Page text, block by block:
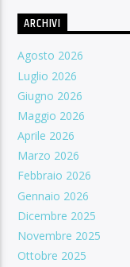
ARCHIVI
Agosto 2026
Luglio 2026
Giugno 2026
Maggio 2026
Aprile 2026
Marzo 2026
Febbraio 2026
Gennaio 2026
Dicembre 2025
Novembre 2025
Ottobre 2025